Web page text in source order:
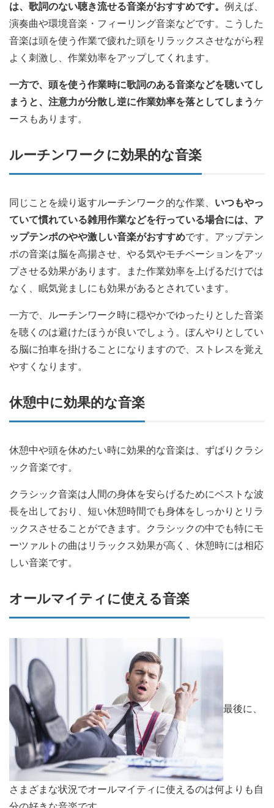
は、歌詞のない聴き流せる音楽がおすすめです。 例えば、
演奏曲や環境音楽・フィーリング音楽などです。こうした
音楽は頭を使う作業で疲れた頭をリラックスさせながら程
よく刺激し、作業効率をアップしてくれます。
一方で、頭を使う作業時に歌詞のある音楽などを聴いてし
まうと、注意力が分散し逆に作業効率を落としてしまうケ
ースもあります。
ルーチンワークに効果的な音楽
同じことを繰り返すルーチンワーク的な作業、 いつもやっ
ていて慣れている雑用作業などを行っている場合には、ア
ップテンポのやや激しい音楽がおすすめです。アップテン
ポの音楽は脳を高揚させ、やる気やモチベーションをアッ
プさせる効果があります。また作業効率を上げるだけでは
なく、眠気覚ましにも効果があるとされています。
一方で、ルーチンワーク時に穏やかでゆったりとした音楽
を聴くのは避けたほうが良いでしょう。ぼんやりとしてい
る脳に拍車を掛けることになりますので、ストレスを覚え
やすくなります。
休憩中に効果的な音楽
休憩中や頭を休めたい時に効果的な音楽は、ずばりクラシ
ック音楽です。
クラシック音楽は人間の身体を安らげるためにベストな波
長を出しており、短い休憩時間でも身体をしっかりとリラ
ックスさせることができます。クラシックの中でも特にモ
ーツァルトの曲はリラックス効果が高く、休憩時には相応
しい音楽です。
オールマイティに使える音楽
最後に、
さまざまな状況でオールマイティに使えるのは何よりも自